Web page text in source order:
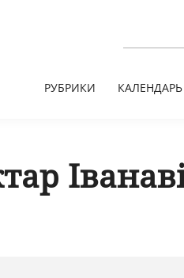
РУБРИКИ КАЛЕНДАРЬ